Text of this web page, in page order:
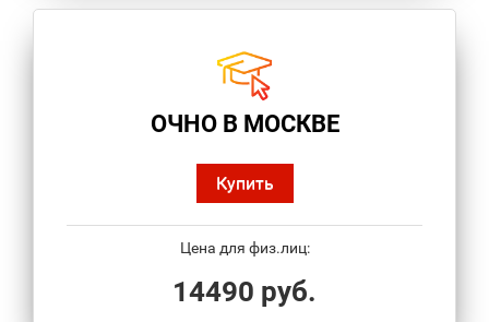
ОЧНО В МОСКВЕ
Купить
Цена для физ.лиц:
14490 руб.